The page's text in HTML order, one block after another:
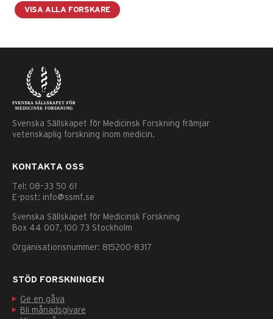
VISA ALLA FORSKARE
Svenska Sällskapet för Medicinsk Forskning främjar
vetenskaplig forskning inom medicin.
KONTAKTA OSS
Tel: 08–33 50 61
E-post: info@ssmf.se
Svenska Sällskapet för Medicinsk Forskning
Box 44 007, 100 73 Stockholm
Organisationsnummer: 815200-8317
STÖD FORSKNINGEN
Ge en gåva
Bli månadsgivare
Nödvändiga